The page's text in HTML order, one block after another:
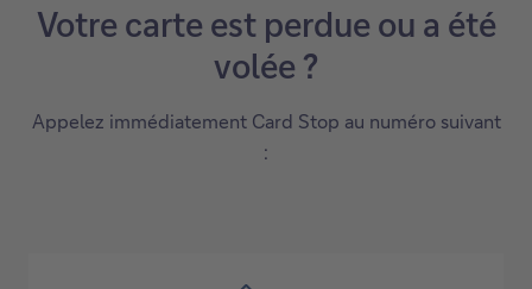
Votre carte est perdue ou a été
volée ?
Appelez immédiatement Card Stop au numéro suivant
: